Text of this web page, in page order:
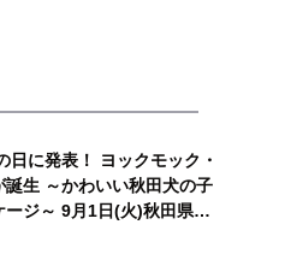
日に発表！ ヨックモック・
生 ～かわいい秋田犬の子
ジ～ 9月1日(火)秋田県内